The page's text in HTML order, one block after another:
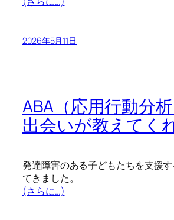
2026年5月11日
ABA（応用行動分
出会いが教えてく
発達障害のある子どもたちを支援
てきました。
(さらに…)